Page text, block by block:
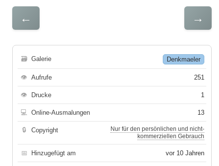
← →
🗃 Galerie Denkmaeler
👁 Aufrufe 251
👁 Drucke 1
💻 Online-Ausmalungen 13
🔒 Copyright
Nur für den persönlichen und nicht-
kommerziellen Gebrauch
📅 Hinzugefügt am vor 10 Jahren